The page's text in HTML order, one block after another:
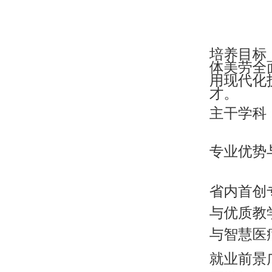
培养目标
体美劳全
用现代化
才。
主干学科
专业优势
省内首创
与优质教
与智慧医
就业前景